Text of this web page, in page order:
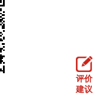
评价
建议